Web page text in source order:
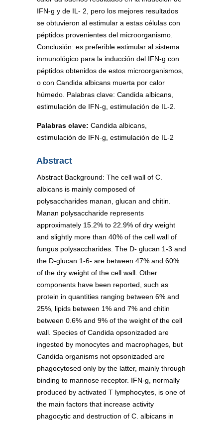
IFN-g y de IL- 2, pero los mejores resultados
se obtuvieron al estimular a estas células con
péptidos provenientes del microorganismo.
Conclusión: es preferible estimular al sistema
inmunológico para la inducción del IFN-g con
péptidos obtenidos de estos microorganismos,
o con Candida albicans muerta por calor
húmedo. Palabras clave: Candida albicans,
estimulación de IFN-g, estimulación de IL-2.
Palabras clave: Candida albicans,
estimulación de IFN-g, estimulación de IL-2
Abstract
Abstract Background: The cell wall of C.
albicans is mainly composed of
polysaccharides manan, glucan and chitin.
Manan polysaccharide represents
approximately 15.2% to 22.9% of dry weight
and slightly more than 40% of the cell wall of
fungus polysaccharides. The D- glucan 1-3 and
the D-glucan 1-6- are between 47% and 60%
of the dry weight of the cell wall. Other
components have been reported, such as
protein in quantities ranging between 6% and
25%, lipids between 1% and 7% and chitin
between 0.6% and 9% of the weight of the cell
wall. Species of Candida opsonizaded are
ingested by monocytes and macrophages, but
Candida organisms not opsonizaded are
phagocytosed only by the latter, mainly through
binding to mannose receptor. IFN-g, normally
produced by activated T lymphocytes, is one of
the main factors that increase activity
phagocytic and destruction of C. albicans in